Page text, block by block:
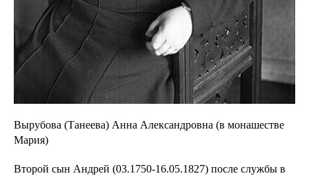
Вырубова (Танеева) Анна Александровна (в монашестве
Мария)
Второй сын Андрей (03.1750-16.05.1827) после службы в